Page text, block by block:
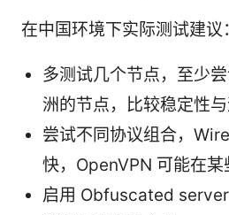
在中国环境下实际测试建议：
多测试几个节点，至少
洲的节点，比较稳定性与
尝试不同协议组合，
快，OpenVPN 可能在某
启用 Obfuscated